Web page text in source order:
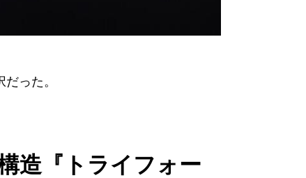
った。
造『トライフォー